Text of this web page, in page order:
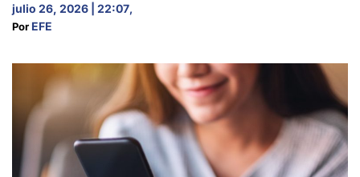
julio 26, 2026 | 22:07,
Por EFE